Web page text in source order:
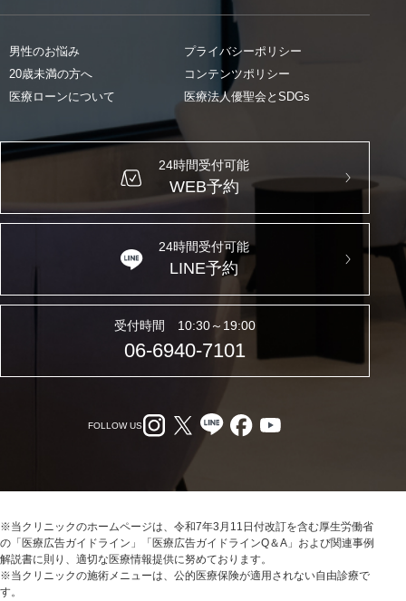
男性のお悩み
20歳未満の方へ
医療ローンについて
プライバシーポリシー
コンテンツポリシー
医療法人優聖会とSDGs
24時間受付可能
WEB予約
24時間受付可能
LINE予約
受付時間 10:30～19:00
06-6940-7101
FOLLOW US
※当クリニックのホームページは、令和7年3月11日付改訂を含む厚生労働省
の「医療広告ガイドライン」「医療広告ガイドラインQ＆A」および関連事例
解説書に則り、適切な医療情報提供に努めております。
※当クリニックの施術メニューは、公的医療保険が適用されない自由診療で
す。